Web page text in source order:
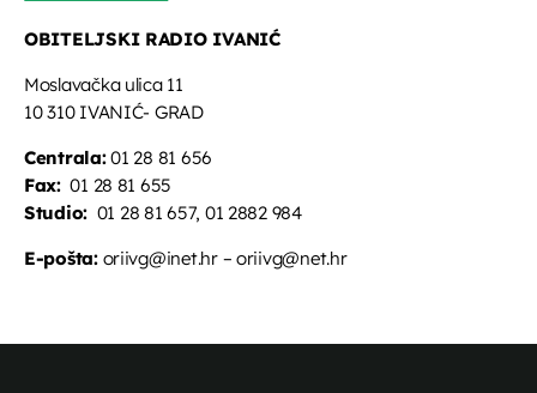
Glazbeni blok
22:00 - 22:45
OBITELJSKI RADIO IVANIĆ
Moslavačka ulica 11
10 310 IVANIĆ- GRAD
Centrala:01 28 81 656
Fax:01 28 81 655
Studio: 01 28 81 657, 01 2882 984
E-pošta:oriivg@inet.hr – oriivg@net.hr